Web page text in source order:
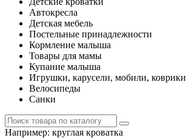
Автокресла
Детская мебель
Постельные принадлежности
Кормление малыша
Товары для мамы
Купание малыша
Игрушки, карусели, мобили, коврики
Велосипеды
Санки
Например: круглая кроватка